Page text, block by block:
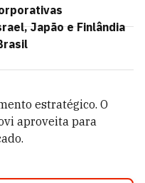
Japão e Finlândia
estratégico. O
aproveita para